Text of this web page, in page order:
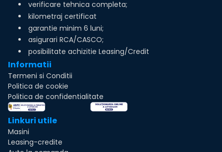
verificare tehnica completa;
kilometraj certificat
garantie minim 6 luni;
asigurari RCA/CASCO;
posibilitate achizitie Leasing/Credit
Informatii
Termeni si Conditii
Politica de cookie
Politica de confidentialitate
Linkuri utile
Masini
Leasing-credite